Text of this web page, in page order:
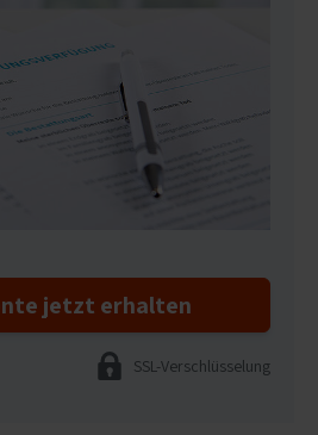
jetzt erhalten
SSL-Verschlüsselung